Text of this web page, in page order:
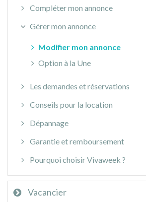
Compléter mon annonce
Gérer mon annonce
Modifier mon annonce
Option à la Une
Les demandes et réservations
Conseils pour la location
Dépannage
Garantie et remboursement
Pourquoi choisir Vivaweek ?
Vacancier